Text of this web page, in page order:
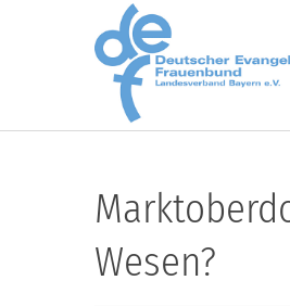
Skip to main content
Wesen?